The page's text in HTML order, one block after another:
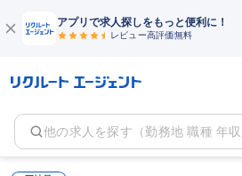
アプリで求人探しをもっと便利に！
レビュー高評価無料
他の求人を探す（勤務地 職種 年収